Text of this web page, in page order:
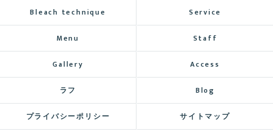
Bleach technique Service
Menu Staff
Gallery Access
ラフ Blog
プライバシーポリシー サイトマップ